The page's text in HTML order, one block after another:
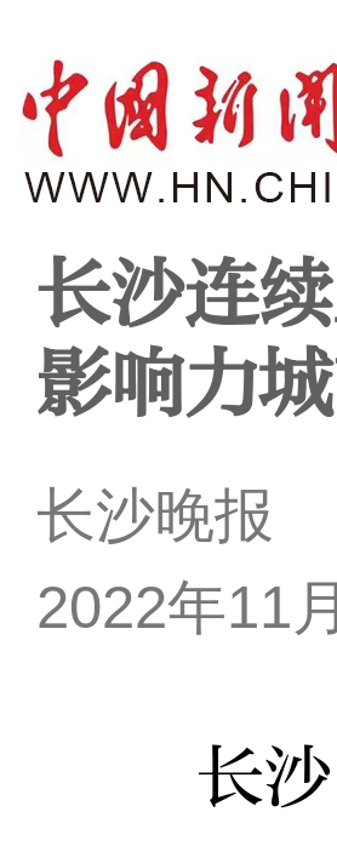
长沙连
影响力
长沙晚报
2022年11
长沙